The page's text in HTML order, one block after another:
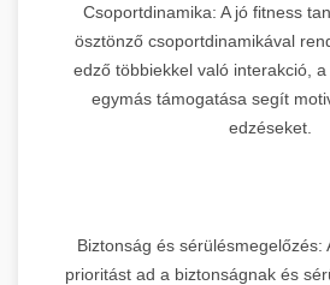
Csoportdinamika: A jó fitness
ösztönző csoportdinamikával
edző többiekkel való interakció,
egymás támogatása segít
edzéseket.
Biztonság és sérülésmegelőzés:
prioritást ad a biztonságnak és